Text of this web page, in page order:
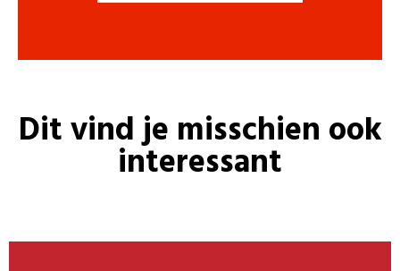
Dit vind je misschien ook
interessant